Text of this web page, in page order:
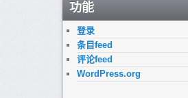
功能
登录
条目feed
评论feed
WordPress.org